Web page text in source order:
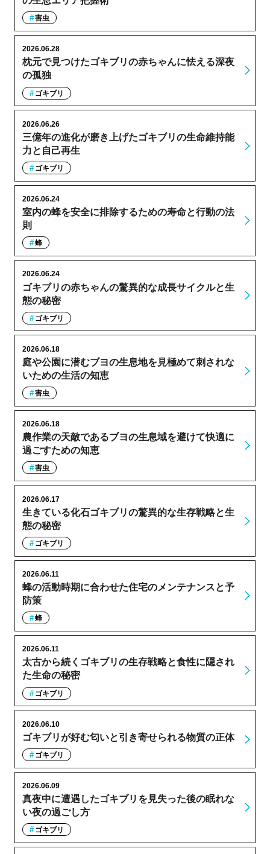
害虫
枕元で見つけたゴキブリの赤ちゃんに怯える深夜
の孤独
2026.06.28
ゴキブリ
三億年の進化が磨き上げたゴキブリの生命維持能
力と自己再生
2026.06.26
ゴキブリ
室内の蜂を安全に排除するための寿命と行動の法
則
2026.06.24
蜂
ゴキブリの赤ちゃんの驚異的な成長サイクルと生
態の秘密
2026.06.24
ゴキブリ
庭や公園に潜むブヨの生息地を見極めて刺されな
いための生活の知恵
2026.06.18
害虫
農作業の天敵であるブヨの生息域を避けて快適に
過ごすための知恵
2026.06.18
害虫
生きている化石ゴキブリの驚異的な生存戦略と生
態の秘密
2026.06.17
ゴキブリ
蜂の活動時期に合わせた住宅のメンテナンスと予
防策
2026.06.11
蜂
太古から続くゴキブリの生存戦略と食性に隠され
た生命の秘密
2026.06.11
ゴキブリ
ゴキブリが好む匂いと引き寄せられる物質の正体
2026.06.10
ゴキブリ
真夜中に遭遇したゴキブリを見失った後の眠れな
い夜の過ごし方
2026.06.09
ゴキブリ